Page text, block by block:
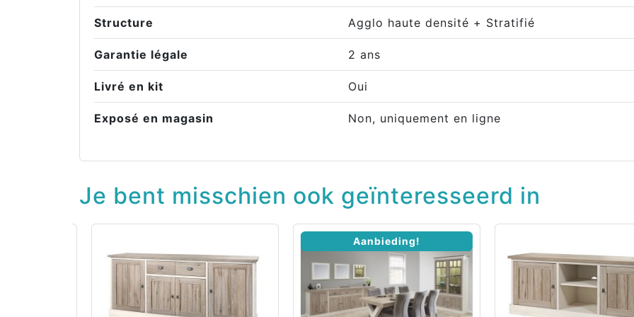
Structure Agglo haute densité + Stratifié
Garantie légale 2 ans
Livré en kit Oui
Exposé en magasin Non, uniquement en ligne
Je bent misschien ook geïnteresseerd in
Aanbieding!